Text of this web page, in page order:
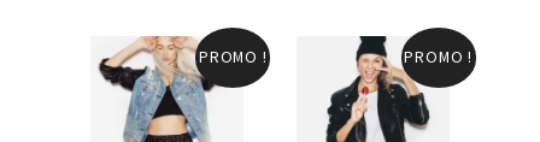
PROMO ! PROMO !